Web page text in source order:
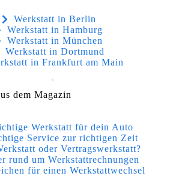
Werkstatt in Berlin
Werkstatt in Hamburg
Werkstatt in München
Werkstatt in Dortmund
in Frankfurt am Main
dem Magazin
Werkstatt für dein Auto
Service zur richtigen Zeit
oder Vertragswerkstatt?
rund um Werkstattrechnungen
für einen Werkstattwechsel